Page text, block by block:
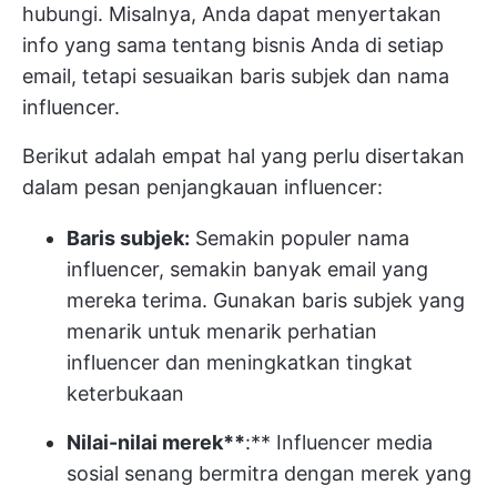
hubungi. Misalnya, Anda dapat menyertakan
info yang sama tentang bisnis Anda di setiap
email, tetapi sesuaikan baris subjek dan nama
influencer.
Berikut adalah empat hal yang perlu disertakan
dalam pesan penjangkauan influencer:
Baris subjek: Semakin populer nama
influencer, semakin banyak email yang
mereka terima. Gunakan baris subjek yang
menarik untuk menarik perhatian
influencer dan meningkatkan tingkat
keterbukaan
Nilai-nilai merek**:** Influencer media
sosial senang bermitra dengan merek yang